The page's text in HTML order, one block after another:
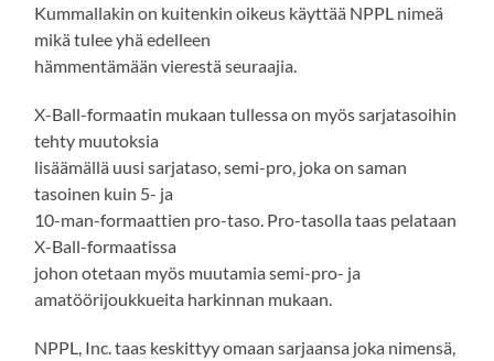
Kummallakin on kuitenkin oikeus käyttää NPPL nimeä
mikä tulee yhä edelleen
hämmentämään vierestä seuraajia.
X-Ball-formaatin mukaan tullessa on myös sarjatasoihin
tehty muutoksia
lisäämällä uusi sarjataso, semi-pro, joka on saman
tasoinen kuin 5- ja
10-man-formaattien pro-taso. Pro-tasolla taas pelataan
X-Ball-formaatissa
johon otetaan myös muutamia semi-pro- ja
amatöörijoukkueita harkinnan mukaan.
NPPL, Inc. taas keskittyy omaan sarjaansa joka nimensä,